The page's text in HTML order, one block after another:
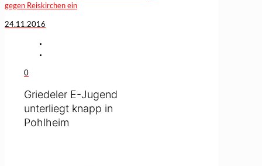
gegen Reiskirchen ein
24.11.2016
0
Griedeler E-Jugend
unterliegt knapp in
Pohlheim